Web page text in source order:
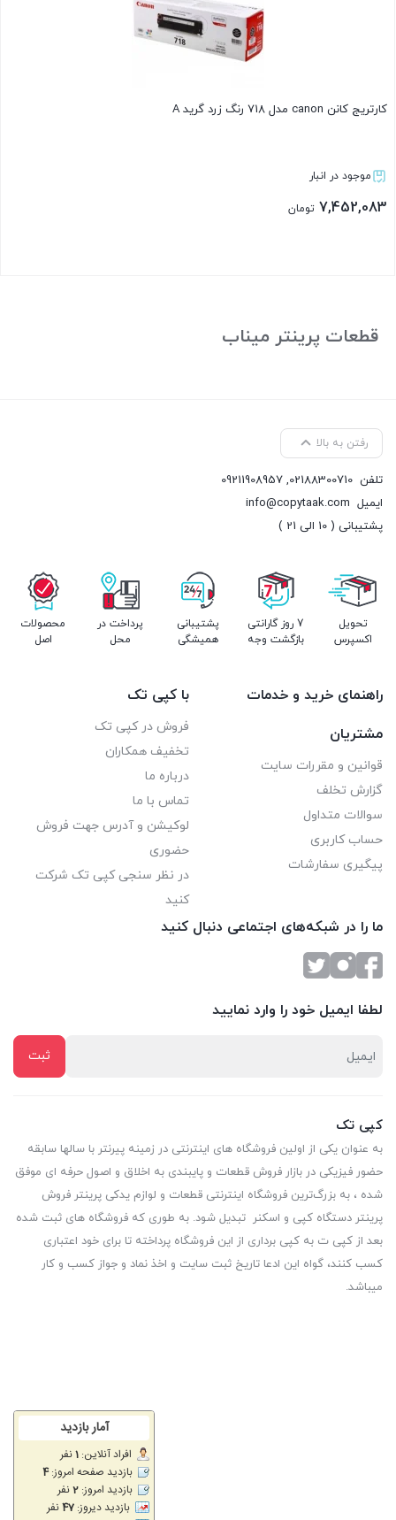
کارتریج کانن canon مدل 718 رنگ زرد گرید A
موجود در انبار
7,452,083 تومان
قطعات پرینتر میناب
رفتن به بالا
تلفن 02188300710
,
09211908957
ایمیل info@copytaak.com
پشتیبانی ( 10 الی 21 )
تحویل
اکسپرس
7 روز گارانتی
بازگشت وجه
پشتیبانی
همیشگی
پرداخت در
محل
محصولات
اصل
راهنمای خرید و خدمات
مشتریان
قوانین و مقررات سایت
گزارش تخلف
سوالات متداول
حساب کاربری
پیگیری سفارشات
با کپی تک
فروش در کپی تک
تخفیف همکاران
درباره ما
تماس با ما
لوکیشن و آدرس جهت فروش
حضوری
در نظر سنجی کپی تک شرکت
کنید
ما را در شبکه‌های اجتماعی دنبال کنید
لطفا ایمیل خود را وارد نمایید
کپی تک
به عنوان یکی از اولین فروشگاه های اینترنتی در زمینه پیرنتر با سالها سابقه
حضور فیزیکی در بازار فروش قطعات و پایبندی به اخلاق و اصول حرفه ای موفق
شده ، به بزرگ‌ترین فروشگاه اینترنتی قطعات و لوازم یدکی پرینتر فروش
پرینتر دستگاه کپی و اسکنر تبدیل شود. به طوری که فروشگاه های ثبت شده
بعد از کپی ت به کپی برداری از این فروشگاه پرداخته تا برای خود اعتباری
کسب کنند، گواه این ادعا تاریخ ثبت سایت و اخذ نماد و جواز کسب و کار
میباشد.